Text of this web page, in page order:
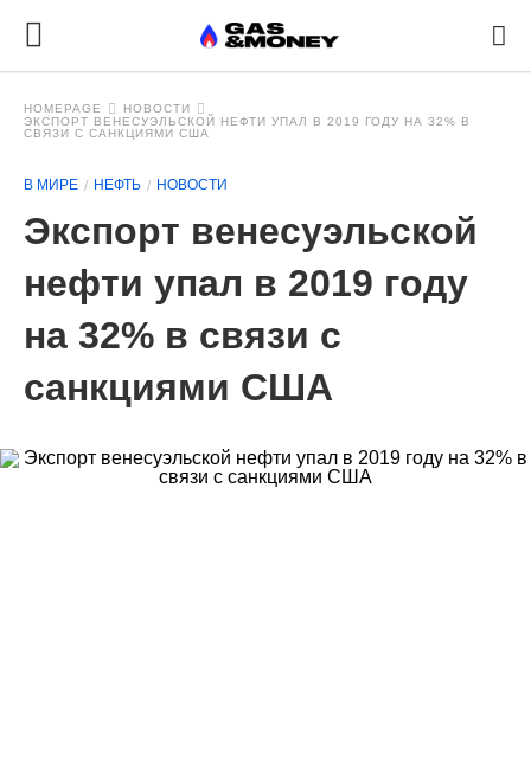
HOMEPAGE
НОВОСТИ
ЭКСПОРТ ВЕНЕСУЭЛЬСКОЙ НЕФТИ УПАЛ В 2019 ГОДУ НА 32% В
СВЯЗИ С САНКЦИЯМИ США
В МИРЕ НЕФТЬ НОВОСТИ
Экспорт венесуэльской
нефти упал в 2019 году
на 32% в связи с
санкциями США